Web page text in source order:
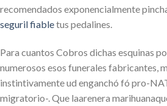
recomendados exponencialmente
seguril fiabletus pedalines.
Para cuantos Cobros dichas esquinas
numerosos esos funerales fabricantes,
instintivamente ud enganchó fó pro-
migratorio-. Que laarenera